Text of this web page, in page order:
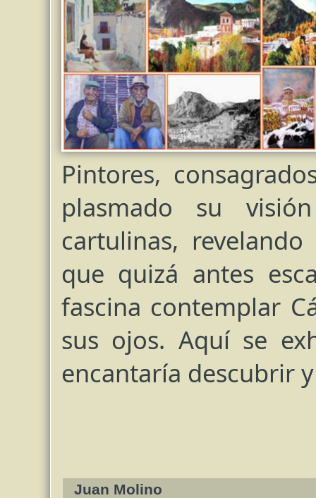
Pintores,
plasmado su
cartulinas,
que quizá antes
fascina contemplar
sus ojos. Aquí se
encantaría descubrir
Juan Molino